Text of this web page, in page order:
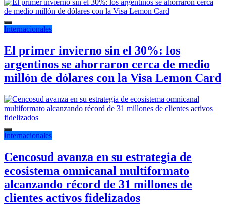
Internacionales
El primer invierno sin el 30%: los
argentinos se ahorraron cerca de medio
millón de dólares con la Visa Lemon Card
Internacionales
Cencosud avanza en su estrategia de
ecosistema omnicanal multiformato
alcanzando récord de 31 millones de
clientes activos fidelizados